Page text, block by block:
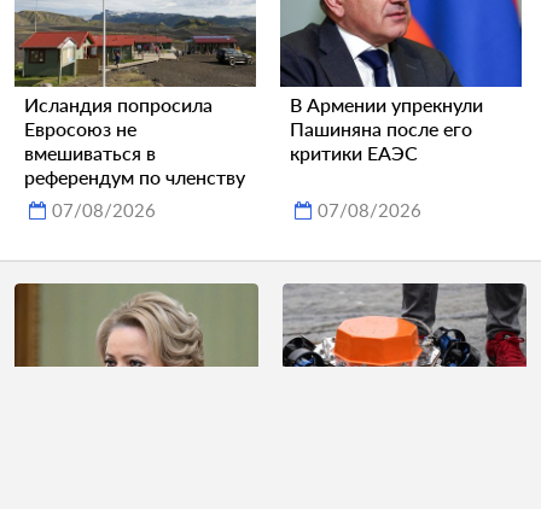
Исландия попросила
Евросоюз не
вмешиваться в
референдум по членству
07/08/2026
В Армении упрекнули
Пашиняна после его
критики ЕАЭС
07/08/2026